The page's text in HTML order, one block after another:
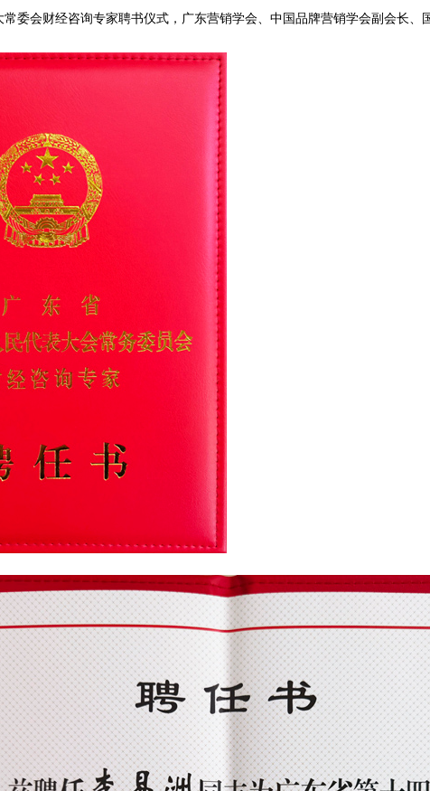
委会财经咨询专家聘书仪式，广东营销学会、中国品牌营销学会副会长、